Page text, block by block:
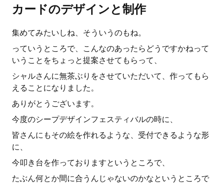
カードのデザインと制作
集めてみたいしね、そういうのもね。
っていうところで、こんなのあったらどうですかねって
いうことをちょっと提案させてもらって、
シャルさんに無茶ぶりをさせていただいて、作ってもら
えることになりました。
ありがとうございます。
今度のシープデザインフェスティバルの時に、
皆さんにもその絵を作れるような、受付できるような形
に、
今叩き台を作っておりますというところで、
たぶん何とか間に合うんじゃないのかなというところで